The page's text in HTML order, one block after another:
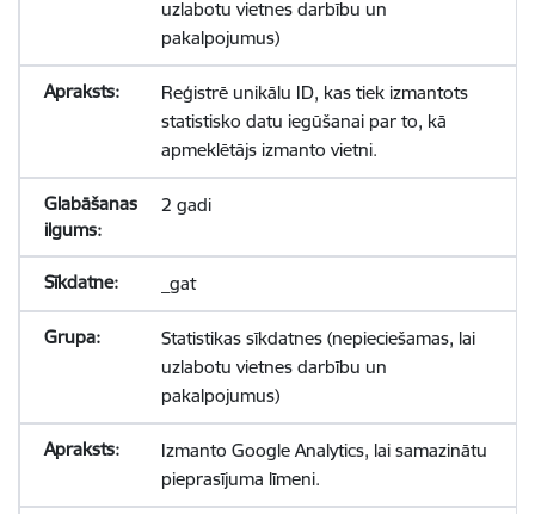
uzlabotu vietnes darbību un
pakalpojumus)
Reģistrē unikālu ID, kas tiek izmantots
statistisko datu iegūšanai par to, kā
apmeklētājs izmanto vietni.
2 gadi
_gat
Statistikas sīkdatnes (nepieciešamas, lai
uzlabotu vietnes darbību un
pakalpojumus)
Izmanto Google Analytics, lai samazinātu
pieprasījuma līmeni.